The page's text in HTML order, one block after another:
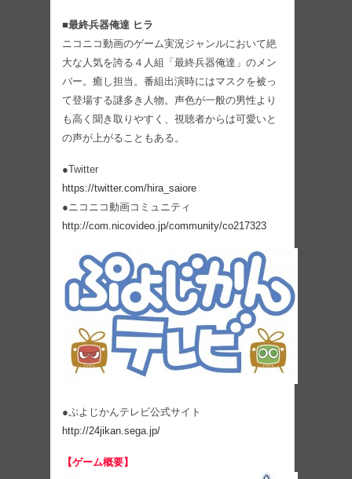
■最終兵器俺達 ヒラ
ニコニコ動画のゲーム実況ジャンルにおいて絶
大な人気を誇る４人組「最終兵器俺達」のメン
バー。癒し担当。番組出演時にはマスクを被っ
て登場する謎多き人物。声色が一般の男性より
も高く聞き取りやすく、視聴者からは可愛いと
の声が上がることもある。
●Twitter
https://twitter.com/hira_saiore
●ニコニコ動画コミュニティ
http://com.nicovideo.jp/community/co217323
●ぷよじかんテレビ公式サイト
http://24jikan.sega.jp/
【ゲーム概要】